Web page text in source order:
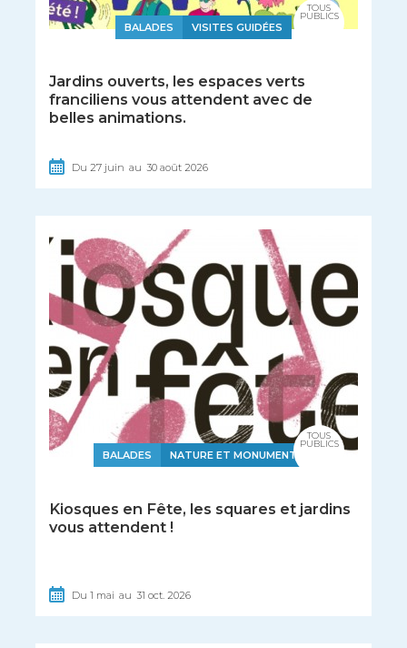
BALADES VISITES GUIDÉES
Jardins ouverts, les espaces verts
franciliens vous attendent avec de
belles animations.
Du27 juin au 30août 2026
TOUS
PUBLICS
BALADES NATURE ET MONUMENTS
Kiosques en Fête, les squares et jardins
vous attendent !
Du1 mai au 31oct. 2026
TOUS
PUBLICS